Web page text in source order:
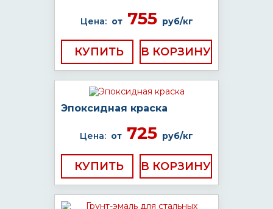
Цена: от755 руб/кг
КУПИТЬ
Эпоксидная краска
Цена: от 725 руб/кг
КУПИТЬ